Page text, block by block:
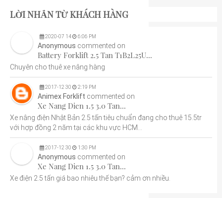
LỜI NHẮN TỪ KHÁCH HÀNG
Anonymous commented on
Battery Forklift 2.5 Tan T1B2L25U...
2020-07 14 6:06 PM
Chuyên cho thuê xe nâng hàng
Animex Forklift commented on
Xe Nang Dien 1.5 3.0 Tan...
2017-12 30 2:19 PM
Xe nâng điện Nhật Bản 2.5 tấn tiêu chuẩn đang cho thuê 15.5tr
với hợp đồng 2 năm tại các khu vực HCM...
Anonymous commented on
Xe Nang Dien 1.5 3.0 Tan...
2017-12 30 1:30 PM
Xe điện 2.5 tấn giá bao nhiêu thế bạn? cảm ơn nhiều.